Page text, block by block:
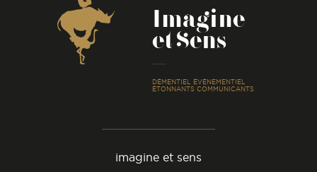
Imagine
et Sens
DÉMENTIEL ÉVÉNEMENTIEL
ÉTONNANTS COMMUNICANTS
imagine et sens